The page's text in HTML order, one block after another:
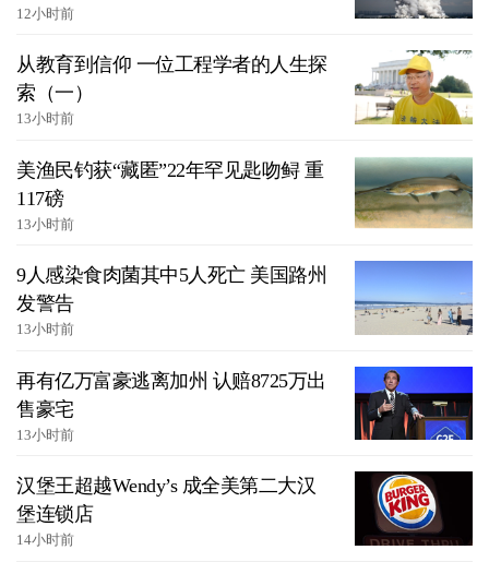
12小时前
从教育到信仰 一位工程学者的人生探
索（一）
13小时前
美渔民钓获“藏匿”22年罕见匙吻鲟 重
117磅
13小时前
9人感染食肉菌其中5人死亡 美国路州
发警告
13小时前
再有亿万富豪逃离加州 认赔8725万出
售豪宅
13小时前
汉堡王超越Wendy’s 成全美第二大汉
堡连锁店
14小时前